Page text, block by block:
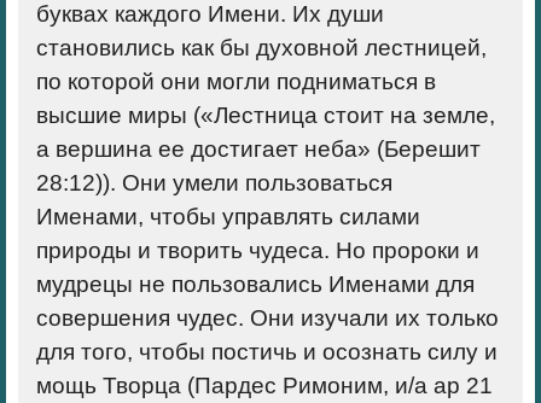
буквах каждого Имени. Их души
становились как бы духов­ной лестницей,
по которой они могли подни­маться в
высшие миры («Лестница стоит на земле,
а вершина ее достигает неба» (Берешит
28:12)). Они умели пользоваться
Именами, чтобы управлять силами
природы и творить чудеса. Но пророки и
мудрецы не пользова­лись Именами для
совершения чудес. Они изучали их только
для того, чтобы постичь и осознать силу и
мощь Творца (Пардес Римоним, и/а ар 21